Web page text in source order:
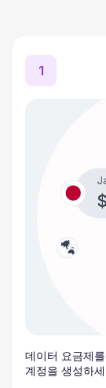
1
데이터 요금제
계정을 생성하